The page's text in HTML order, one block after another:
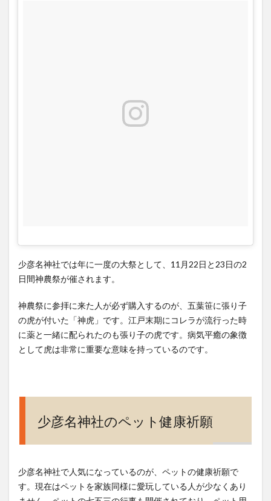
少彦名神社では年に一度の大祭として、11月22日と23日の2
日間神農祭が催されます。
神農祭に参拝に来た人が必ず購入するのが、五葉笹に張り子
の虎が付いた「神虎」です。江戸末期にコレラが流行った時
に薬と一緒に配られたのも張り子の虎です。病気平癒の象徴
として虎は非常に重要な意味を持っているのです。
少彦名神社のペット健康祈願
少彦名神社で人気になっているのが、ペットの健康祈願で
す。現在はペットを家族同様に愛玩している人が少なくあり